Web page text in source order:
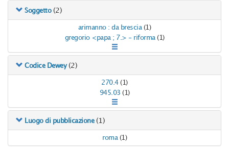
Soggetto (2)
arimanno : da brescia (1)
gregorio <papa ; 7.> - riforma (1)
Codice Dewey (2)
270.4 (1)
945.03 (1)
Luogo di pubblicazione (1)
roma (1)